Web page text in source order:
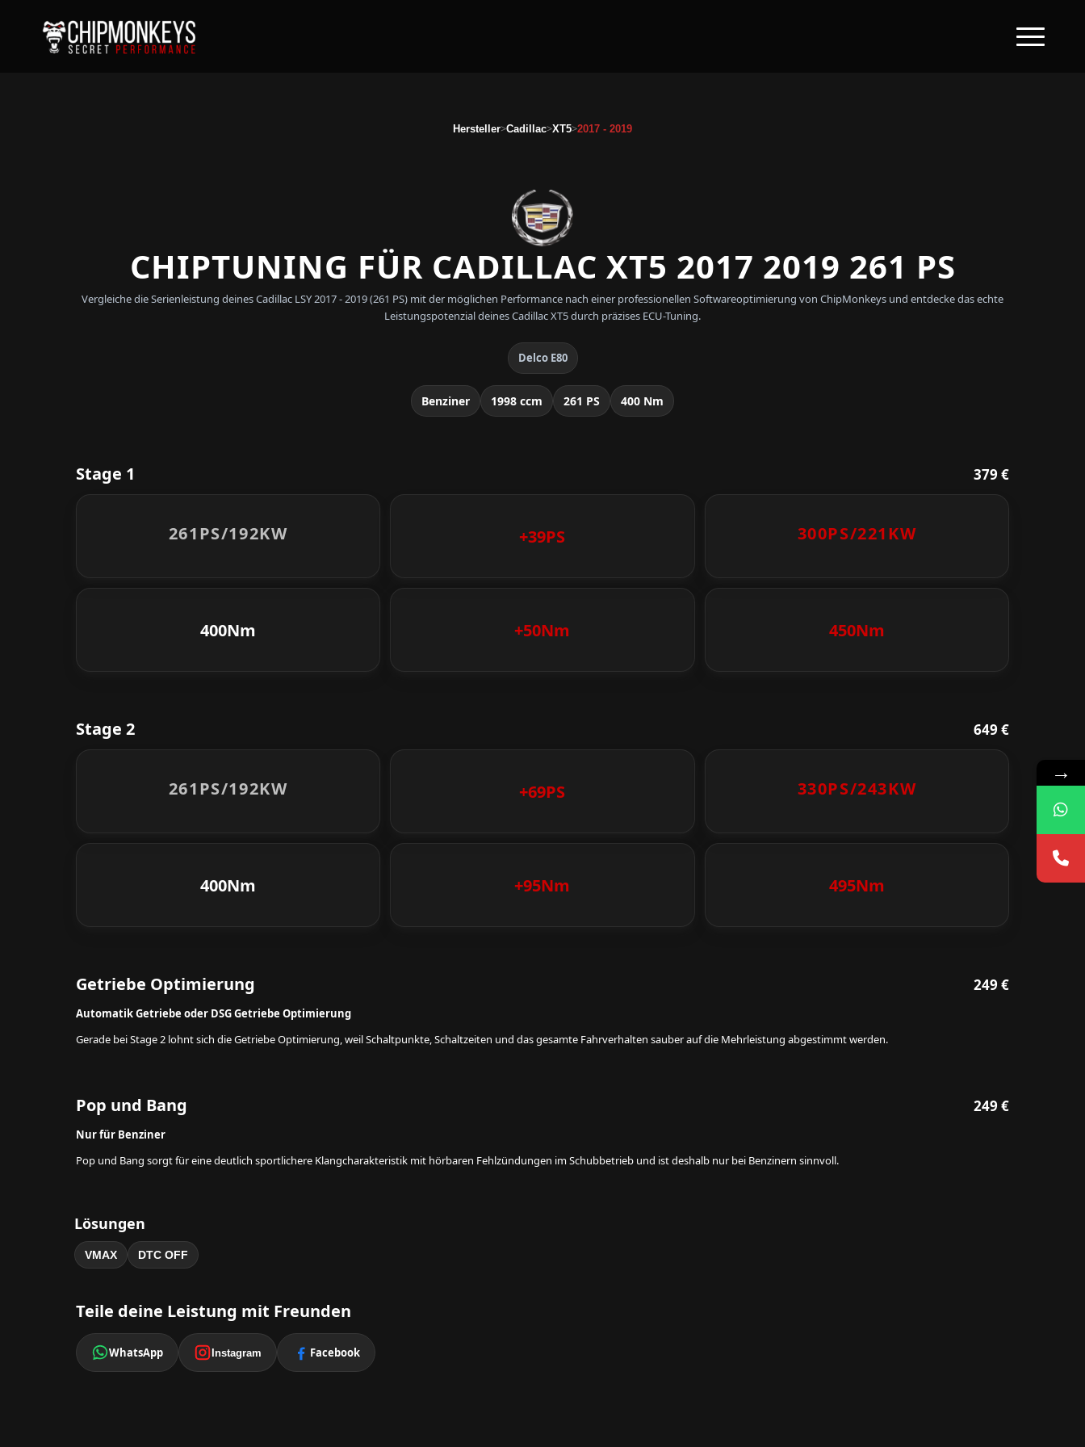
Hersteller>Cadillac>XT5>2017 - 2019
CHIPTUNING FÜR CADILLAC XT5 2017 2019 261 PS
Vergleiche die Serienleistung deines Cadillac LSY 2017 - 2019 (261 PS) mit der möglichen Performance nach einer professionellen Softwareoptimierung von ChipMonkeys und entdecke das echte
Leistungspotenzial deines Cadillac XT5 durch präzises ECU-Tuning.
Delco E80
Benziner 1998 ccm 261 PS 400 Nm
Stage 1 379 €
261PS/192KW +39PS 300PS/221KW
400Nm +50Nm 450Nm
Stage 2 649 €
261PS/192KW +69PS 330PS/243KW
400Nm +95Nm 495Nm
Getriebe Optimierung 249 €
Automatik Getriebe oder DSG Getriebe Optimierung
Gerade bei Stage 2 lohnt sich die Getriebe Optimierung, weil Schaltpunkte, Schaltzeiten und das gesamte Fahrverhalten sauber auf die Mehrleistung abgestimmt werden.
Pop und Bang 249 €
Nur für Benziner
Pop und Bang sorgt für eine deutlich sportlichere Klangcharakteristik mit hörbaren Fehlzündungen im Schubbetrieb und ist deshalb nur bei Benzinern sinnvoll.
Lösungen
VMAX DTC OFF
Teile deine Leistung mit Freunden
WhatsApp Instagram Facebook
→